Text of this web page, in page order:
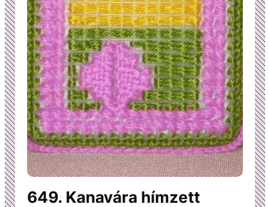
649. Kanavára hímzett